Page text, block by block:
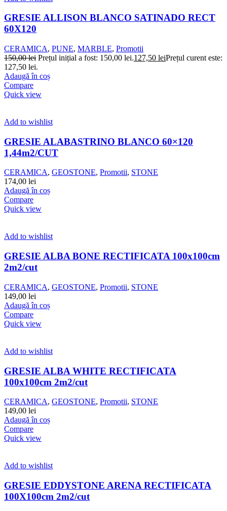
GRESIE ALLISON BLANCO SATINADO RECT
60X120
CERAMICA, PUNE, MARBLE, Promotii
150,00lei Prețul inițial a fost: 150,00 lei.127,50 leiPrețul curent este:
127,50 lei.
Adaugă în coș
Compare
Quick view
Add to wishlist
GRESIE ALABASTRINO BLANCO 60×120
1,44m2/CUT
CERAMICA, GEOSTONE, Promotii, STONE
174,00 lei
Adaugă în coș
Compare
Quick view
Add to wishlist
GRESIE ALBA BONE RECTIFICATA 100x100cm
2m2/cut
CERAMICA, GEOSTONE, Promotii, STONE
149,00 lei
Adaugă în coș
Compare
Quick view
Add to wishlist
GRESIE ALBA WHITE RECTIFICATA
100x100cm 2m2/cut
CERAMICA, GEOSTONE, Promotii, STONE
149,00 lei
Adaugă în coș
Compare
Quick view
Add to wishlist
GRESIE EDDYSTONE ARENA RECTIFICATA
100X100cm 2m2/cut